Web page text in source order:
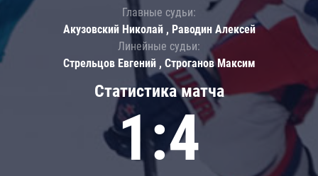
Статистика матча
1:4
Главные судьи:
Акузовский Николай , Раводин Алексей
Линейные судьи:
Стрельцов Евгений , Строганов Максим